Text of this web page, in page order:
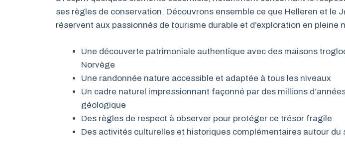
ses règles de conservation. Découvrons ensemble ce que Helleren et le
réservent aux passionnés de tourisme durable et d’exploration en pleine
Une découverte patrimoniale authentique avec des maisons
Norvège
Une randonnée nature accessible et adaptée à tous les niveaux
Un cadre naturel impressionnant façonné par des millions
géologique
Des règles de respect à observer pour protéger ce trésor fragile
Des activités culturelles et historiques complémentaires autour du